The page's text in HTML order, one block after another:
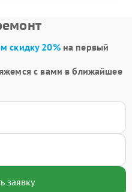
скидку 20%на первый
с вами в ближайшее
заявку